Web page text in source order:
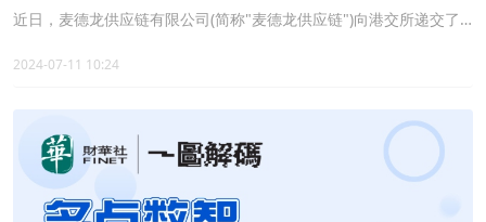
逐年减少
近日，麦德龙供应链有限公司(简称"麦德龙供应链")向港交所递交了
保荐人。
2024-07-11 10:24